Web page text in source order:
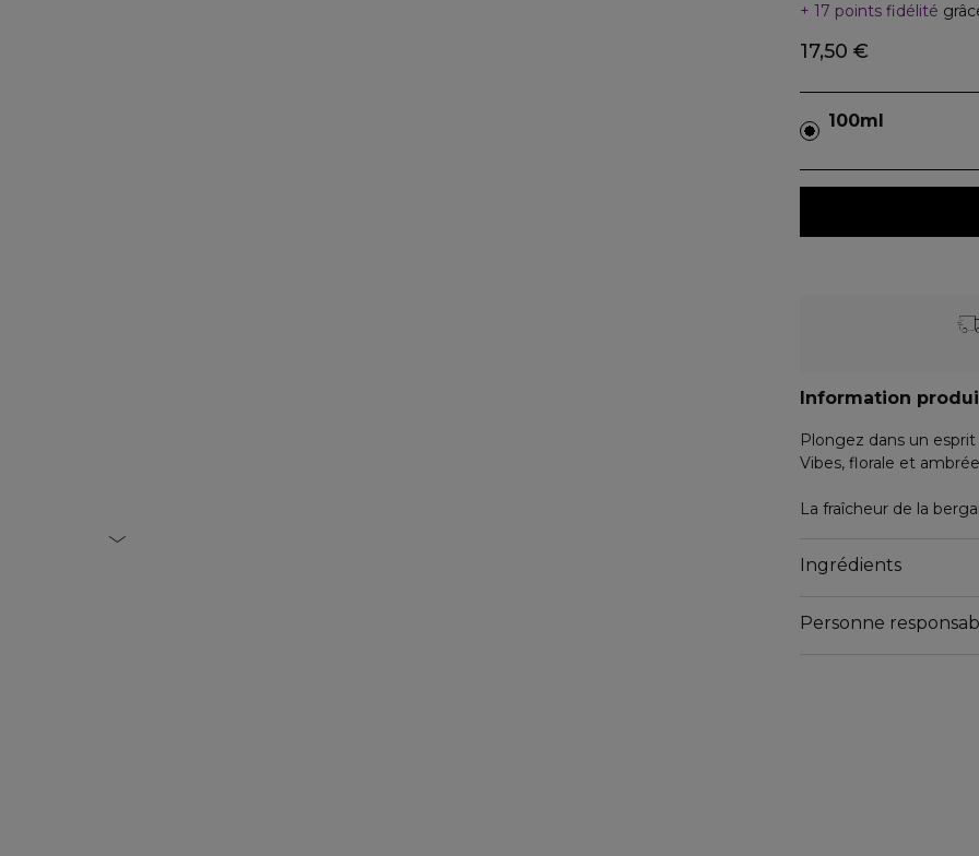
17 points fidélité
17,50 €
100ml
Information
Plongez dans un
Vibes, florale et
La fraîcheur de la
À emporter partout
Ingrédients
Personne